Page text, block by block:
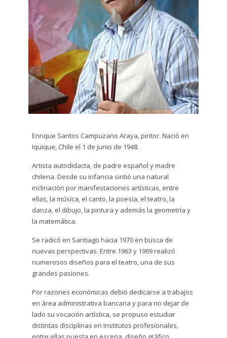
Collage
Acrílico
Dibujo
plumón
y tinta
Escultura
Grabado
Gráfito
Digital
Litografía
Serigrafía
Técnica
Mixta
Enrique Santos Campuzano Araya, pintor. Nació en
Iquique, Chile el 1 de junio de 1948.
Artista autodidacta, de padre español y madre
chilena. Desde su infancia sintió una natural
inclinación por manifestaciones artísticas, entre
ellas, la música, el canto, la poesía, el teatro, la
danza, el dibujo, la pintura y además la geometría y
la matemática.
Se radicó en Santiago hacia 1970 en busca de
nuevas perspectivas. Entre 1963 y 1969 realizó
numerosos diseños para el teatro, una de sus
grandes pasiones.
Por razones económicas debió dedicarse a trabajos
en área administrativa bancaria y para no dejar de
lado su vocación artística, se propuso estudiar
distintas disciplinas en Institutos profesionales,